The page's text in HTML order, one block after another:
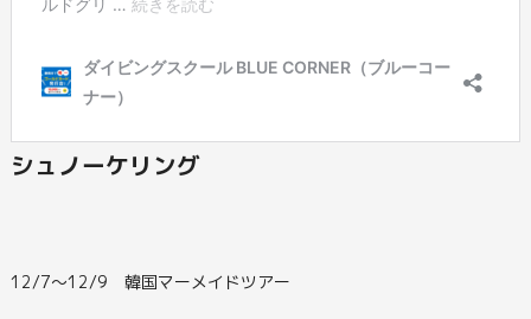
シュノーケリング
12/7～12/9 韓国マーメイドツアー